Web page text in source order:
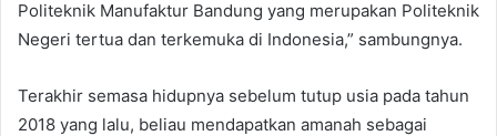
Politeknik Manufaktur Bandung yang merupakan Politeknik
Negeri tertua dan terkemuka di Indonesia,” sambungnya.
Terakhir semasa hidupnya sebelum tutup usia pada tahun
2018 yang lalu, beliau mendapatkan amanah sebagai